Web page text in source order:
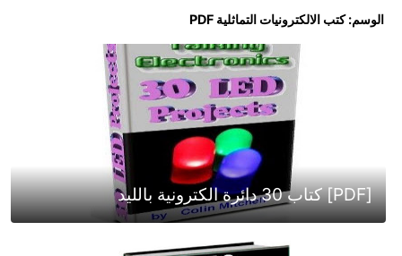
الوسم:كتب الالكترونيات التماثلية PDF
[PDF] كتاب 30 دائرة الكترونية بالليد